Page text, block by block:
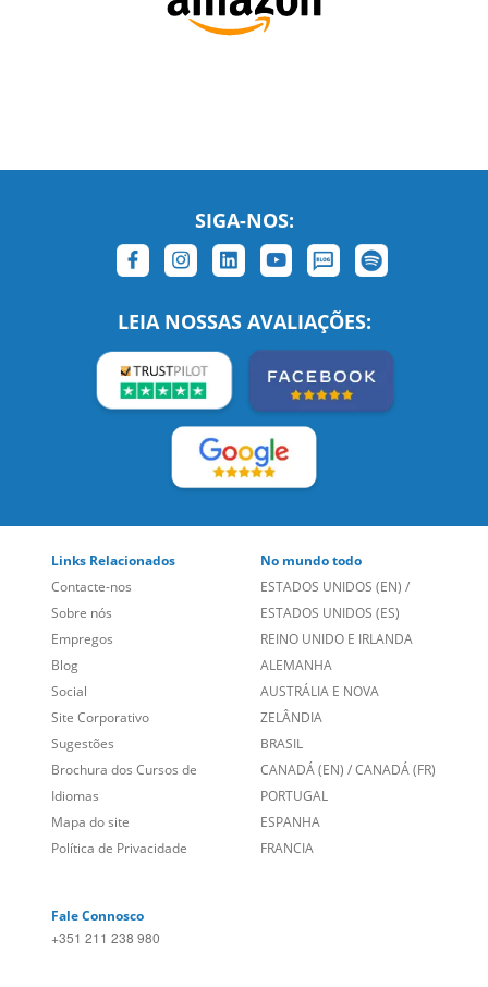
SIGA-NOS:
LEIA NOSSAS AVALIAÇÕES:
Links Relacionados
Contacte-nos
Sobre nós
Empregos
Blog
Social
Site Corporativo
Sugestões
Brochura dos Cursos de
Idiomas
Mapa do site
Política de Privacidade
No mundo todo
ESTADOS UNIDOS (EN) /
ESTADOS UNIDOS (ES)
REINO UNIDO E IRLANDA
ALEMANHA
AUSTRÁLIA E NOVA
ZELÂNDIA
BRASIL
CANADÁ (EN) /CANADÁ (FR)
PORTUGAL
ESPANHA
FRANCIA
Fale Connosco
+351 211 238 980